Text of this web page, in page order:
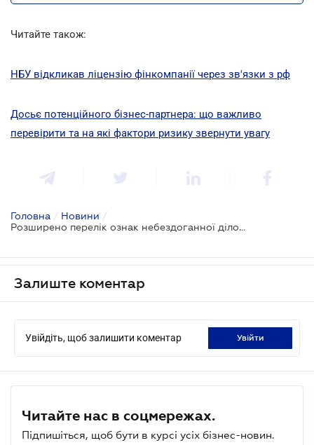
Читайте також:
НБУ відкликав ліцензію фінкомпанії через зв'язки з рф
Досьє потенційного бізнес-партнера: що важливо
перевірити та на які фактори ризику звернути увагу
Головна / Новини /
Розширено перелік ознак небездоганної ділової репутації для небанківських фінустанов
Залиште коментар
Увійдіть, щоб залишити коментар увійти
Читайте нас в соцмережах.
Підпишіться, щоб бути в курсі усіх бізнес-новин.